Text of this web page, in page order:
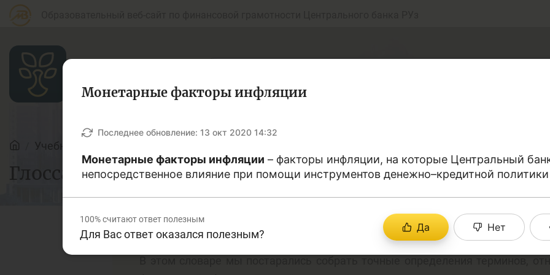
Для банковских
Деньги Депозит
Кредит
Учебные материалы
Глоссарий
Монетарные факторы инфляции
Последнее обновление: 13 окт 2020 14:32
Монетарные факторы инфляции – факторы инфляции, на которые Центральный
непосредственное влияние при помощи инструментов денежно–кредитной
100%считают ответ полезным
Для Вас ответ оказался полезным?
Да Нет